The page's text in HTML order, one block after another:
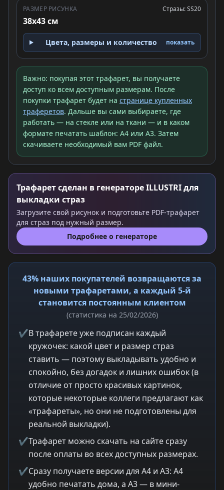
РАЗМЕР РИСУНКА
38x43 см
Стразы: SS20
Цвета, размеры и количество показать
Важно: покупая этот трафарет, вы получаете
доступ ко всем доступным размерам. После
покупки трафарет будет на странице купленных
траферетов. Дальше вы сами выбираете, где
работать — на стекле или на ткани — и в каком
формате печатать шаблон: A4 или A3. Затем
скачиваете необходимый вам PDF файл.
Трафарет сделан в генераторе ILLUSTRI для
выкладки страз
Загрузите свой рисунок и подготовьте PDF-трафарет
для страз под нужный размер.
Подробнее о генераторе
43% наших покупателей возвращаются за
новыми трафаретами, а каждый 5-й
становится постоянным клиентом
(статистика на 25/02/2026)
✔В трафарете уже подписан каждый
кружочек: какой цвет и размер страз
ставить — поэтому выкладывать удобно и
спокойно, без догадок и лишних ошибок (в
отличие от просто красивых картинок,
которые некоторые коллеги предлагают как
«трафареты», но они не подготовлены для
реальной выкладки).
✔Трафарет можно скачать на сайте сразу
после оплаты во всех доступных размерах.
✔Сразу получаете версии для A4 и A3: A4
удобно печатать дома, а A3 — в мини-